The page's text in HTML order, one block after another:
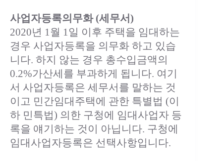
사업자등록의무화 (세무서)
2020년 1월 1일 이후 주택을 임대하는
경우 사업자등록을 의무화 하고 있습
니다. 하지 않는 경우 총수입금액의
0.2%가산세를 부과하게 됩니다. 여기
서 사업자등록은 세무서를 말하는 것
이고 민간임대주택에 관한 특별법 (이
하 민특법) 의한 구청에 임대사업자 등
록을 얘기하는 것이 아닙니다. 구청에
임대사업자등록은 선택사항입니다.